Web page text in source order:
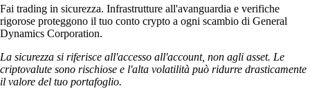
Fai trading in sicurezza. Infrastrutture all'avanguardia e verifiche
rigorose proteggono il tuo conto crypto a ogni scambio di General
Dynamics Corporation.
La sicurezza si riferisce all'accesso all'account, non agli asset. Le
criptovalute sono rischiose e l'alta volatilità può ridurre drasticamente
il valore del tuo portafoglio.